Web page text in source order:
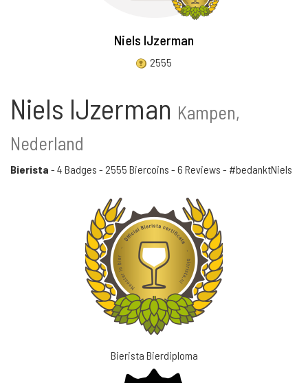
Niels IJzerman
2555
Niels IJzerman Kampen,
Nederland
Bierista - 4 Badges - 2555 Biercoins - 6 Reviews - #bedanktNiels
Bierista Bierdiploma